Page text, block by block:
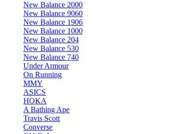
New Balance 2000
New Balance 9060
New Balance 1906
New Balance 1000
New Balance 204
New Balance 530
New Balance 740
Under Armour
On Running
MMY
ASICS
HOKA
A Bathing Ape
Travis Scott
Converse